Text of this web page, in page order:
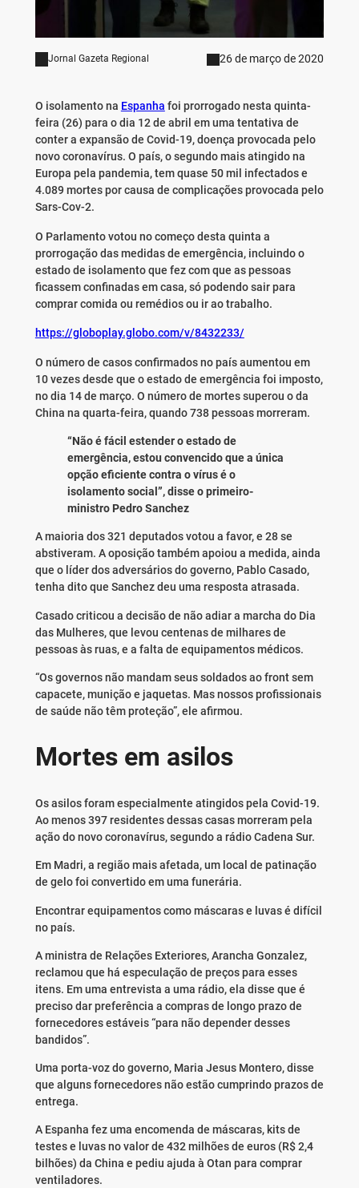
Jornal Gazeta Regional 26 de março de 2020
O isolamento na Espanha foi prorrogado nesta quinta-
feira (26) para o dia 12 de abril em uma tentativa de
conter a expansão de Covid-19, doença provocada pelo
novo coronavírus. O país, o segundo mais atingido na
Europa pela pandemia, tem quase 50 mil infectados e
4.089 mortes por causa de complicações provocada pelo
Sars-Cov-2.
O Parlamento votou no começo desta quinta a
prorrogação das medidas de emergência, incluindo o
estado de isolamento que fez com que as pessoas
ficassem confinadas em casa, só podendo sair para
comprar comida ou remédios ou ir ao trabalho.
https://globoplay.globo.com/v/8432233/
O número de casos confirmados no país aumentou em
10 vezes desde que o estado de emergência foi imposto,
no dia 14 de março. O número de mortes superou o da
China na quarta-feira, quando 738 pessoas morreram.
“Não é fácil estender o estado de
emergência, estou convencido que a única
opção eficiente contra o vírus é o
isolamento social”, disse o primeiro-
ministro Pedro Sanchez
A maioria dos 321 deputados votou a favor, e 28 se
abstiveram. A oposição também apoiou a medida, ainda
que o líder dos adversários do governo, Pablo Casado,
tenha dito que Sanchez deu uma resposta atrasada.
Casado criticou a decisão de não adiar a marcha do Dia
das Mulheres, que levou centenas de milhares de
pessoas às ruas, e a falta de equipamentos médicos.
“Os governos não mandam seus soldados ao front sem
capacete, munição e jaquetas. Mas nossos profissionais
de saúde não têm proteção”, ele afirmou.
Mortes em asilos
Os asilos foram especialmente atingidos pela Covid-19.
Ao menos 397 residentes dessas casas morreram pela
ação do novo coronavírus, segundo a rádio Cadena Sur.
Em Madri, a região mais afetada, um local de patinação
de gelo foi convertido em uma funerária.
Encontrar equipamentos como máscaras e luvas é difícil
no país.
A ministra de Relações Exteriores, Arancha Gonzalez,
reclamou que há especulação de preços para esses
itens. Em uma entrevista a uma rádio, ela disse que é
preciso dar preferência a compras de longo prazo de
fornecedores estáveis “para não depender desses
bandidos”.
Uma porta-voz do governo, Maria Jesus Montero, disse
que alguns fornecedores não estão cumprindo prazos de
entrega.
A Espanha fez uma encomenda de máscaras, kits de
testes e luvas no valor de 432 milhões de euros (R$ 2,4
bilhões) da China e pediu ajuda à Otan para comprar
ventiladores.